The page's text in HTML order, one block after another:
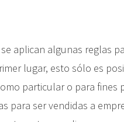
aplican algunas reglas
lugar, esto sólo es
particular o para fines
para ser vendidas a